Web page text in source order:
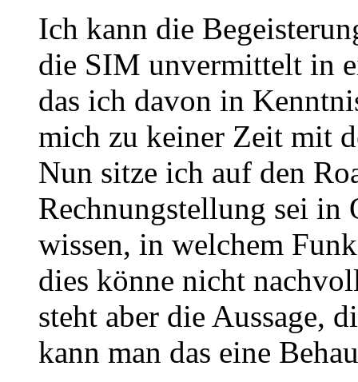
Ich kann die
die SIM unvermittelt in
das ich davon in
mich zu keiner Zeit mit
Nun sitze ich auf den
Rechnungstellung sei in
wissen, in welchem
dies könne nicht
steht aber die Aussage,
kann man das eine